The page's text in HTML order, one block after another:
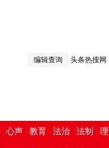
编辑查询 头条热搜网
心声 教育 法治 法制